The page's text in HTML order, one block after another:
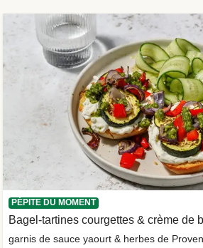
PÉPITE DU MOMENT
Bagel-tartines courgettes & crème de
garnis de sauce yaourt & herbes de